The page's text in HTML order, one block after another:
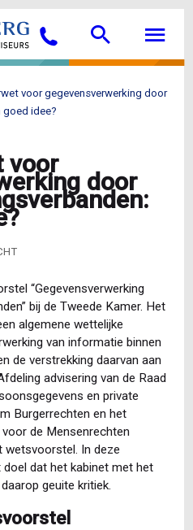
Bellen Search
voor gegevensverwerking door
goed idee?
voor
door
“Gegevensverwerking
bij de Tweede Kamer. Het
algemene wettelijke
van informatie binnen
de verstrekking daarvan aan
advisering van de Raad
en private
Burgerrechten en het
de Mensenrechten
wetsvoorstel. In deze
dat het kabinet met het
geuite kritiek.